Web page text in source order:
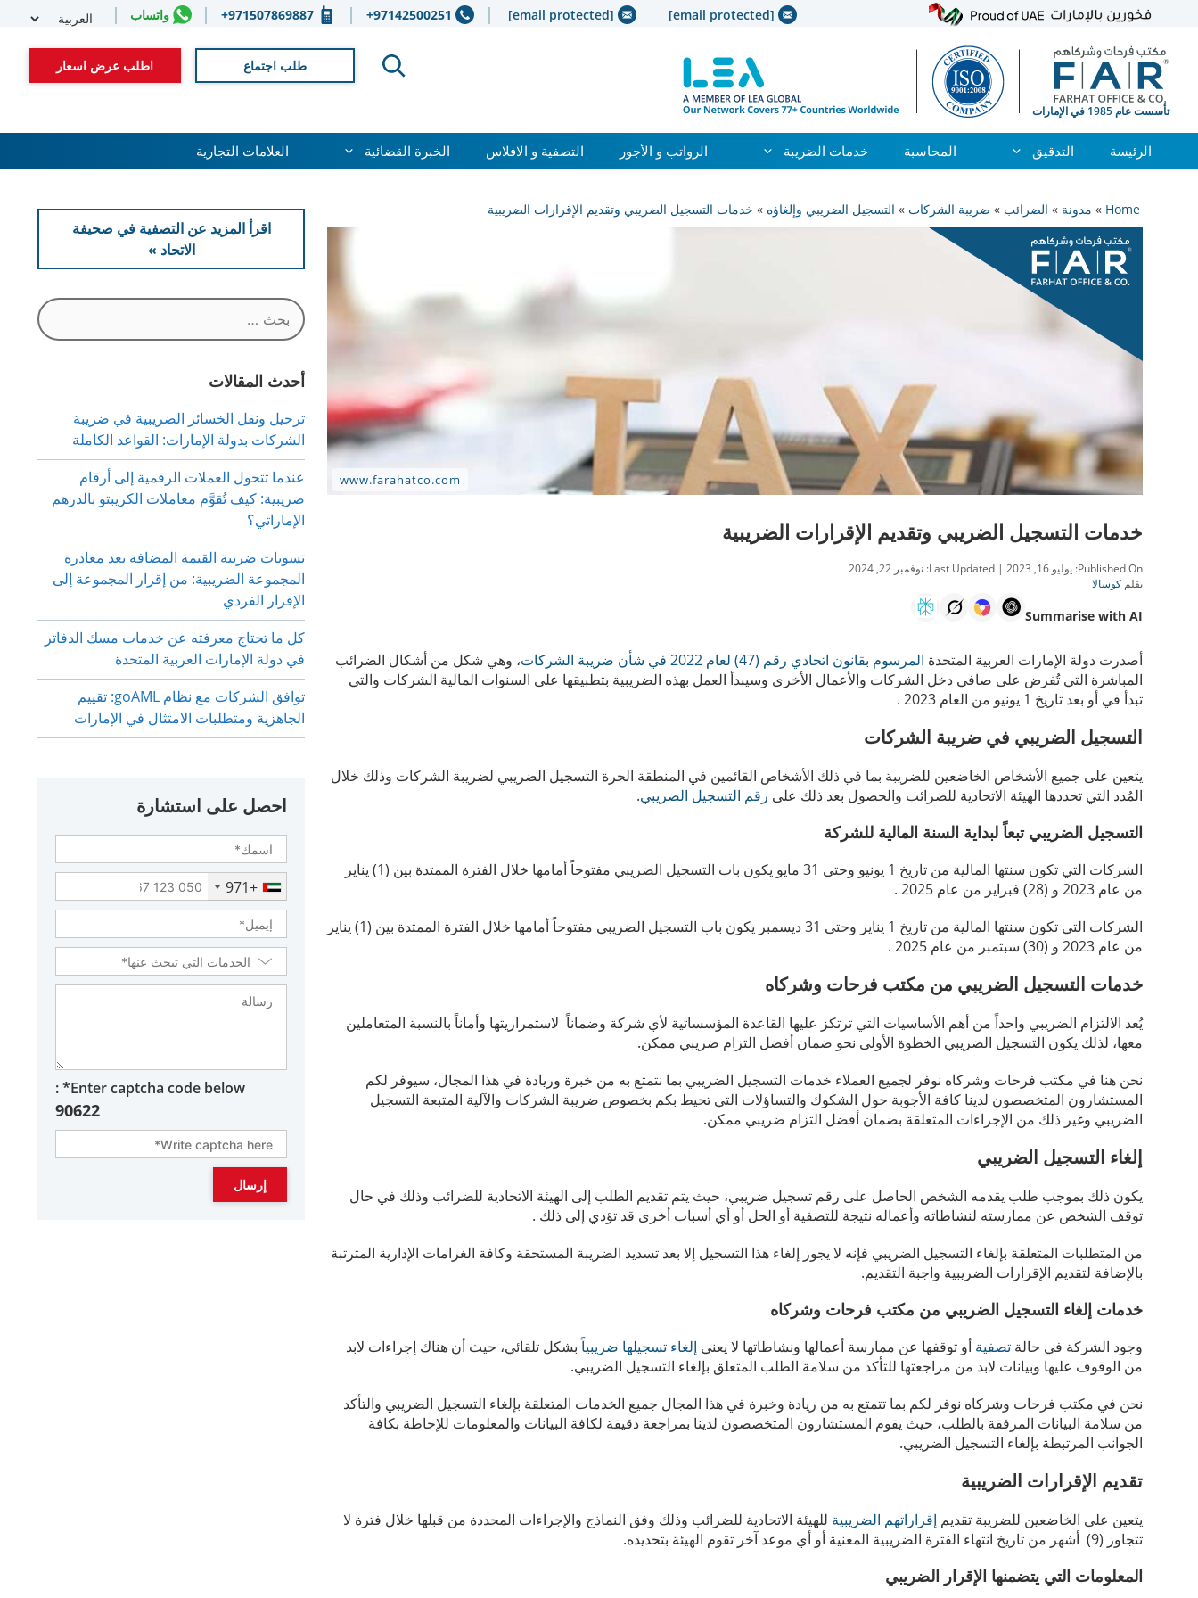
[email protected]
[email protected]
97142500251+
971507869887+ واتساب
طلب اجتماع
اطلب عرض اسعار
الرئيسة التدقيق المحاسبة خدمات الضريبة الرواتب و الأجور التصفية و الافلاس الخبرة القضائية العلامات التجارية
Home
» مدونة » الضرائب » ضريبة الشركات » التسجيل الضريبي وإلغاؤه » خدمات التسجيل الضريبي وتقديم الإقرارات الضريبية
خدمات التسجيل الضريبي وتقديم الإقرارات الضريبية
Published On: يوليو 16, 2023 | Last Updated:
نوفمبر 22, 2024
بقلم كوسالا
Summarise with AI
أصدرت دولة الإمارات العربية المتحدة المرسوم بقانون اتحادي رقم (47) لعام 2022 في شأن ضريبة الشركات
، وهي شكل من أشكال الضرائب
المباشرة التي تُفرض على صافي دخل الشركات والأعمال الأخرى وسيبدأ العمل بهذه الضريبية بتطبيقها على السنوات المالية الشركات والتي
تبدأ في أو بعد تاريخ 1 يونيو من العام 2023 .
التسجيل الضريبي في ضريبة الشركات
يتعين على جميع الأشخاص الخاضعين للضريبة بما في ذلك الأشخاص القائمين في المنطقة الحرة التسجيل الضريبي لضريبة الشركات وذلك خلال
المُدد التي تحددها الهيئة الاتحادية للضرائب والحصول بعد ذلك على رقم التسجيل الضريبي.
التسجيل الضريبي تبعاً لبداية السنة المالية للشركة
الشركات التي تكون سنتها المالية من تاريخ 1 يونيو وحتى 31 مايو يكون باب التسجيل الضريبي مفتوحاً أمامها خلال الفترة الممتدة بين (1) يناير
من عام 2023 و (28) فبراير من عام 2025 .
الشركات التي تكون سنتها المالية من تاريخ 1 يناير وحتى 31 ديسمبر يكون باب التسجيل الضريبي مفتوحاً أمامها خلال الفترة الممتدة بين (1) يناير
من عام 2023 و (30) سبتمبر من عام 2025 .
خدمات التسجيل الضريبي من مكتب فرحات وشركاه
يُعد الالتزام الضريبي واحداً من أهم الأساسيات التي ترتكز عليها القاعدة المؤسساتية لأي شركة وضماناً لاستمراريتها وأماناً بالنسبة المتعاملين
معها، لذلك يكون التسجيل الضريبي الخطوة الأولى نحو ضمان أفضل التزام ضريبي ممكن.
نحن هنا في مكتب فرحات وشركاه نوفر لجميع العملاء خدمات التسجيل الضريبي بما نتمتع به من خبرة وريادة في هذا المجال، سيوفر لكم
المستشارون المتخصصون لدينا كافة الأجوبة حول الشكوك والتساؤلات التي تحيط بكم بخصوص ضريبة الشركات والآلية المتبعة التسجيل
الضريبي وغير ذلك من الإجراءات المتعلقة بضمان أفضل التزام ضريبي ممكن.
إلغاء التسجيل الضريبي
يكون ذلك بموجب طلب يقدمه الشخص الحاصل على رقم تسجيل ضريبي، حيث يتم تقديم الطلب إلى الهيئة الاتحادية للضرائب وذلك في حال
توقف الشخص عن ممارسته لنشاطاته وأعماله نتيجة للتصفية أو الحل أو أي أسباب أخرى قد تؤدي إلى ذلك .
من المتطلبات المتعلقة بإلغاء التسجيل الضريبي فإنه لا يجوز إلغاء هذا التسجيل إلا بعد تسديد الضريبة المستحقة وكافة الغرامات الإدارية المترتبة
بالإضافة لتقديم الإقرارات الضريبية واجبة التقديم.
خدمات إلغاء التسجيل الضريبي من مكتب فرحات وشركاه
وجود الشركة في حالة تصفية أو توقفها عن ممارسة أعمالها ونشاطاتها لا يعني إلغاء تسجيلها ضريبياًبشكل تلقائي، حيث أن هناك إجراءات لابد
من الوقوف عليها وبيانات لابد من مراجعتها للتأكد من سلامة الطلب المتعلق بإلغاء التسجيل الضريبي.
نحن في مكتب فرحات وشركاه نوفر لكم بما تتمتع به من ريادة وخبرة في هذا المجال جميع الخدمات المتعلقة بإلغاء التسجيل الضريبي والتأكد
من سلامة البيانات المرفقة بالطلب، حيث يقوم المستشارون المتخصصون لدينا بمراجعة دقيقة لكافة البيانات والمعلومات للإحاطة بكافة
الجوانب المرتبطة بإلغاء التسجيل الضريبي.
تقديم الإقرارات الضريبية
يتعين على الخاضعين للضريبة تقديم إقراراتهم الضريبية للهيئة الاتحادية للضرائب وذلك وفق النماذج والإجراءات المحددة من قبلها خلال فترة لا
تتجاوز (9) أشهر من تاريخ انتهاء الفترة الضريبية المعنية أو أي موعد آخر تقوم الهيئة بتحديده.
المعلومات التي يتضمنها الإقرار الضريبي
اقرأ المزيد عن التصفية في صحيفة
الاتحاد »
البحث
عن:
أحدث المقالات
ترحيل ونقل الخسائر الضريبية في ضريبة
الشركات بدولة الإمارات: القواعد الكاملة
عندما تتحول العملات الرقمية إلى أرقام
ضريبية: كيف تُقوَّم معاملات الكريبتو بالدرهم
الإماراتي؟
تسويات ضريبة القيمة المضافة بعد مغادرة
المجموعة الضريبية: من إقرار المجموعة إلى
الإقرار الفردي
كل ما تحتاج معرفته عن خدمات مسك الدفاتر
في دولة الإمارات العربية المتحدة
توافق الشركات مع نظام goAML: تقييم
الجاهزية ومتطلبات الامتثال في الإمارات
احصل على استشارة
+971
Enter captcha code below* :
90622